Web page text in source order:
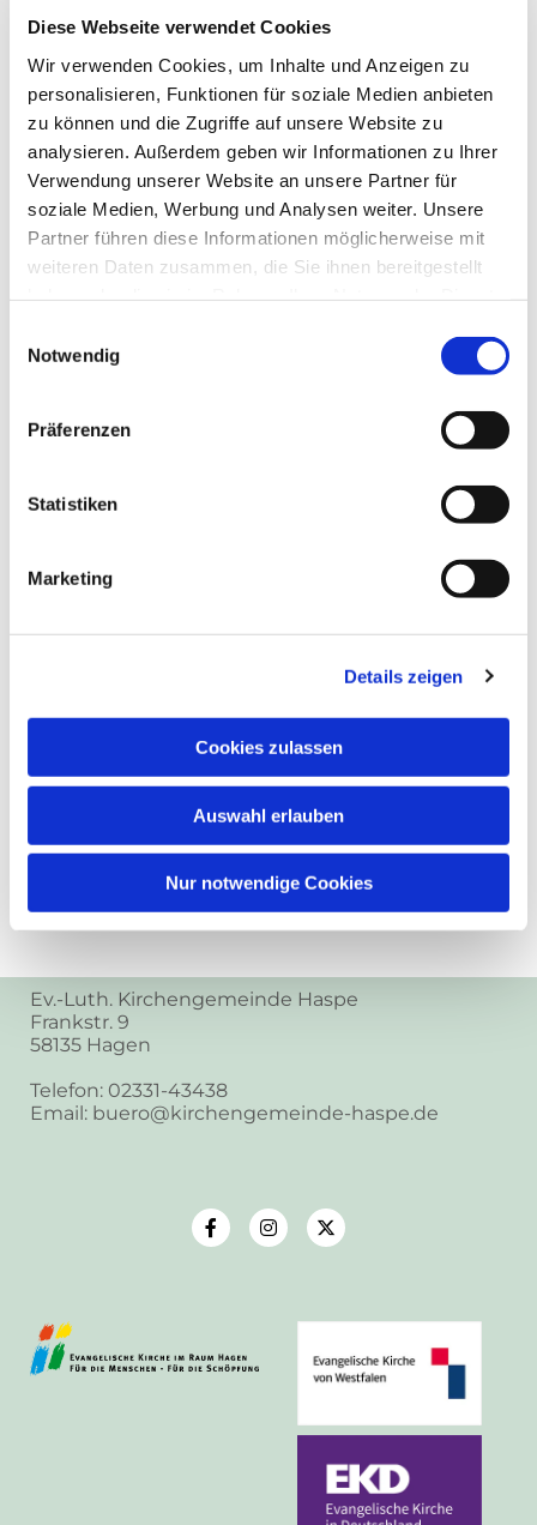
Diese Webseite verwendet Cookies
Wir verwenden Cookies, um Inhalte und Anzeigen zu
personalisieren, Funktionen für soziale Medien anbieten
zu können und die Zugriffe auf unsere Website zu
analysieren. Außerdem geben wir Informationen zu Ihrer
Verwendung unserer Website an unsere Partner für
soziale Medien, Werbung und Analysen weiter. Unsere
Partner führen diese Informationen möglicherweise mit
weiteren Daten zusammen, die Sie ihnen bereitgestellt
Notwendig
Präferenzen
Statistiken
Marketing
Details zeigen
Cookies zulassen
Auswahl erlauben
Nur notwendige Cookies
Dies könnte Sie auch
Ev.-Luth. Kirchengemeinde Haspe
Frankstr. 9
58135 Hagen
Telefon: 02331-43438
Email: buero@kirchengemeinde-haspe.de